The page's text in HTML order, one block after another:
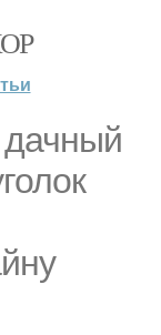
дачный